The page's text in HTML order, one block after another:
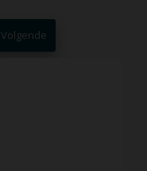
Volgende